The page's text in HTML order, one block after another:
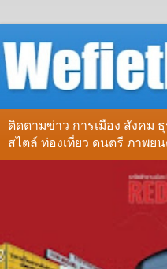
ติดตามข่าว การเมือง สังคม
สไตล์ ท่องเที่ยว ดนตรี ภาพย